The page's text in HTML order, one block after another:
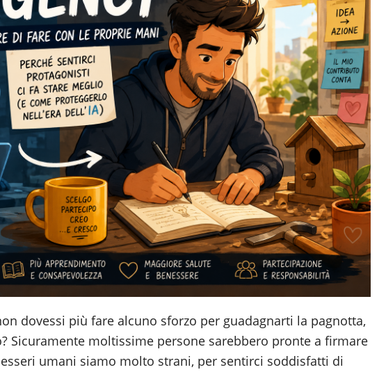
dovessi più fare alcuno sforzo per guadagnarti la pagnotta,
Sicuramente moltissime persone sarebbero pronte a firmare
umani siamo molto strani, per sentirci soddisfatti di